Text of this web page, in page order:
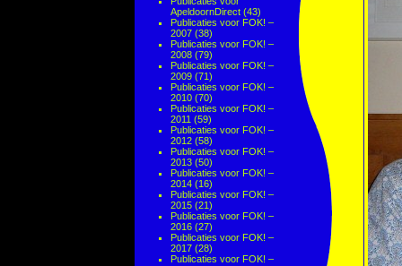
ApeldoornDirect (43)
Publicaties voor FOK! –
2007 (38)
Publicaties voor FOK! –
2008 (79)
Publicaties voor FOK! –
2009 (71)
Publicaties voor FOK! –
2010 (70)
Publicaties voor FOK! –
2011 (59)
Publicaties voor FOK! –
2012 (58)
Publicaties voor FOK! –
2013 (50)
Publicaties voor FOK! –
2014 (16)
Publicaties voor FOK! –
2015 (21)
Publicaties voor FOK! –
2016 (27)
Publicaties voor FOK! –
2017 (28)
Publicaties voor FOK! –